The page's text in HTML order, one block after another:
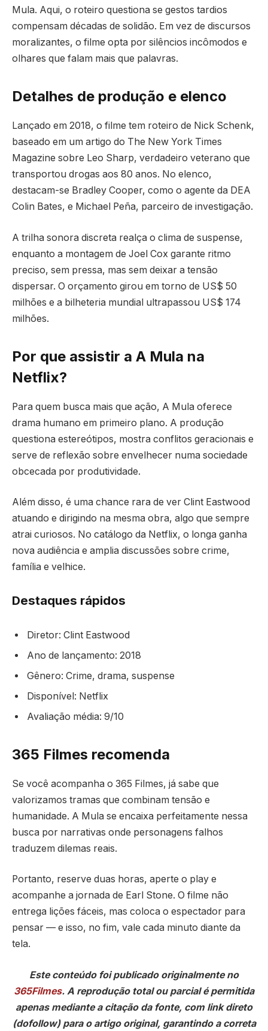
Mula. Aqui, o roteiro questiona se gestos tardios
compensam décadas de solidão. Em vez de discursos
moralizantes, o filme opta por silêncios incômodos e
olhares que falam mais que palavras.
Detalhes de produção e elenco
Lançado em 2018, o filme tem roteiro de Nick Schenk,
baseado em um artigo do The New York Times
Magazine sobre Leo Sharp, verdadeiro veterano que
transportou drogas aos 80 anos. No elenco,
destacam-se Bradley Cooper, como o agente da DEA
Colin Bates, e Michael Peña, parceiro de investigação.
A trilha sonora discreta realça o clima de suspense,
enquanto a montagem de Joel Cox garante ritmo
preciso, sem pressa, mas sem deixar a tensão
dispersar. O orçamento girou em torno de US$ 50
milhões e a bilheteria mundial ultrapassou US$ 174
milhões.
Por que assistir a A Mula na
Netflix?
Para quem busca mais que ação, A Mula oferece
drama humano em primeiro plano. A produção
questiona estereótipos, mostra conflitos geracionais e
serve de reflexão sobre envelhecer numa sociedade
obcecada por produtividade.
Além disso, é uma chance rara de ver Clint Eastwood
atuando e dirigindo na mesma obra, algo que sempre
atrai curiosos. No catálogo da Netflix, o longa ganha
nova audiência e amplia discussões sobre crime,
família e velhice.
Destaques rápidos
Diretor: Clint Eastwood
Ano de lançamento: 2018
Gênero: Crime, drama, suspense
Disponível: Netflix
Avaliação média: 9/10
365 Filmes recomenda
Se você acompanha o 365 Filmes, já sabe que
valorizamos tramas que combinam tensão e
humanidade. A Mula se encaixa perfeitamente nessa
busca por narrativas onde personagens falhos
traduzem dilemas reais.
Portanto, reserve duas horas, aperte o play e
acompanhe a jornada de Earl Stone. O filme não
entrega lições fáceis, mas coloca o espectador para
pensar — e isso, no fim, vale cada minuto diante da
tela.
Este conteúdo foi publicado originalmente no
365Filmes. A reprodução total ou parcial é permitida
apenas mediante a citação da fonte, com link direto
(dofollow) para o artigo original, garantindo a correta